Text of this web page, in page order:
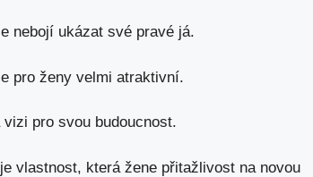
⁢nebojí ukázat ⁢své pravé já.
pro ženy velmi ⁤atraktivní.
pro svou budoucnost.
je vlastnost,​ která žene přitažlivost na novou⁢